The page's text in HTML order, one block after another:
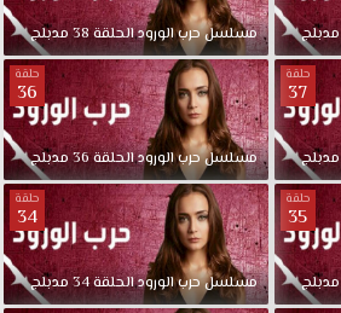
مدبلج مسلسلحربالورودالحلقة38مدبلج
حلقة
37
مدبلج
حلقة
36
مسلسلحربالورودالحلقة36مدبلج
حلقة
35
مدبلج
حلقة
34
مسلسلحربالورودالحلقة34مدبلج